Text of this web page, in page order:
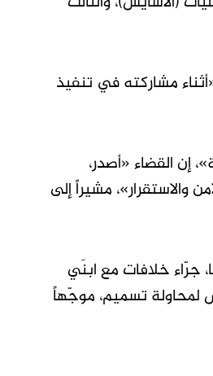
مشاركته في تنفيذ
إن القضاء «أصدر،
مشيراً إلى
يشغلها، جرّاء خلافات مع ابنَي
لمحاولة تسميم، موجّهاً